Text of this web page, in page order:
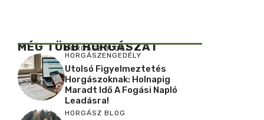
MÉG TÖBB HORGÁSZAT
HORGÁSZ BLOG,
HORGÁSZENGEDÉLY
Utolsó Figyelmeztetés
Horgászoknak: Holnapig
Maradt Idő A Fogási Napló
Leadásra!
HORGÁSZ BLOG